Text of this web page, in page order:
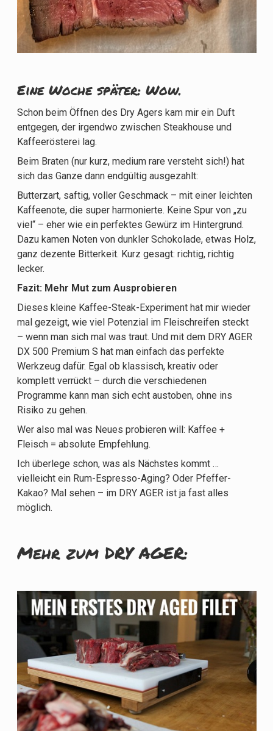
Eine Woche später: Wow.
Schon beim Öffnen des Dry Agers kam mir ein Duft
entgegen, der irgendwo zwischen Steakhouse und
Kaffeerösterei lag.
Beim Braten (nur kurz, medium rare versteht sich!) hat
sich das Ganze dann endgültig ausgezahlt:
Butterzart, saftig, voller Geschmack – mit einer leichten
Kaffeenote, die super harmonierte. Keine Spur von „zu
viel“ – eher wie ein perfektes Gewürz im Hintergrund.
Dazu kamen Noten von dunkler Schokolade, etwas Holz,
ganz dezente Bitterkeit. Kurz gesagt: richtig, richtig
lecker.
Fazit: Mehr Mut zum Ausprobieren
Dieses kleine Kaffee-Steak-Experiment hat mir wieder
mal gezeigt, wie viel Potenzial im Fleischreifen steckt
– wenn man sich mal was traut. Und mit dem DRY AGER
DX 500 Premium S hat man einfach das perfekte
Werkzeug dafür. Egal ob klassisch, kreativ oder
komplett verrückt – durch die verschiedenen
Programme kann man sich echt austoben, ohne ins
Risiko zu gehen.
Wer also mal was Neues probieren will: Kaffee +
Fleisch = absolute Empfehlung.
Ich überlege schon, was als Nächstes kommt …
vielleicht ein Rum-Espresso-Aging? Oder Pfeffer-
Kakao? Mal sehen – im DRY AGER ist ja fast alles
möglich.
Mehr zum DRY AGER: